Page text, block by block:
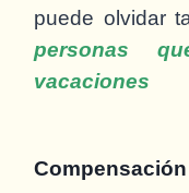
puede olvidar
personas
vacaciones